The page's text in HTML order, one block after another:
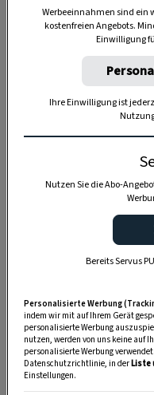
Werbeeinnahmen sind ein
kostenfreien Angebots.
Einwilligung
Ihre Einwilligung ist
Nutzen Sie die Abo-
Bereits Servus
Personalisierte Werbung
indem wir mit auf Ihrem Gerät
personalisierte Werbung
nutzen, werden von uns keine auf
personalisierte Werbung
Datenschutzrichtlinie, in derListe
Einstellungen.